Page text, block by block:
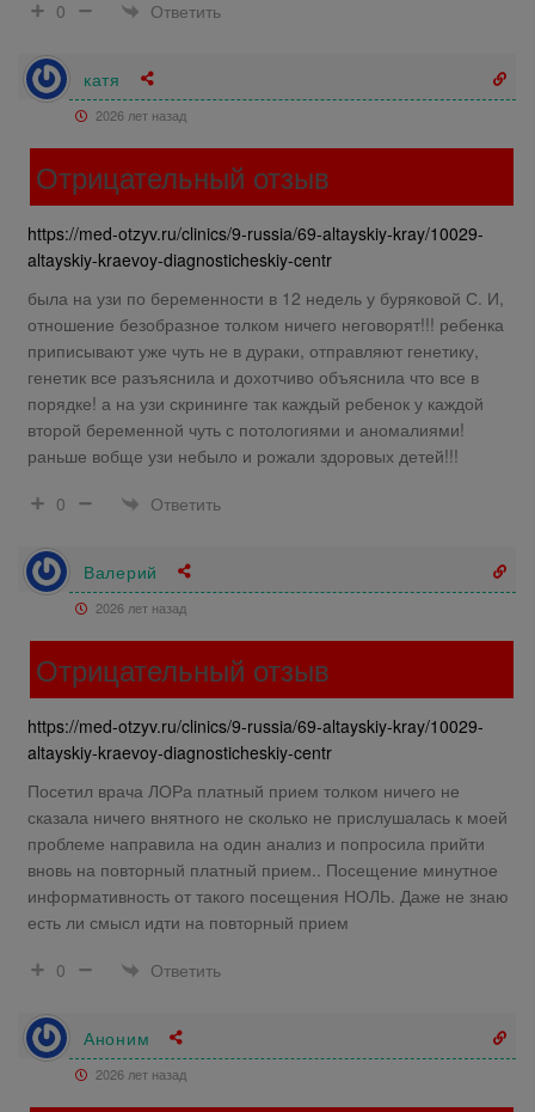
0 Ответить
катя
2026 лет назад
Отрицательный отзыв
https://med-otzyv.ru/clinics/9-russia/69-altayskiy-kray/10029-
altayskiy-kraevoy-diagnosticheskiy-centr
была на узи по беременности в 12 недель у буряковой С. И,
отношение безобразное толком ничего неговорят!!! ребенка
приписывают уже чуть не в дураки, отправляют генетику,
генетик все разъяснила и дохотчиво объяснила что все в
порядке! а на узи скрининге так каждый ребенок у каждой
второй беременной чуть с потологиями и аномалиями!
раньше вобще узи небыло и рожали здоровых детей!!!
0
Ответить
Валерий
2026 лет назад
Отрицательный отзыв
https://med-otzyv.ru/clinics/9-russia/69-altayskiy-kray/10029-
altayskiy-kraevoy-diagnosticheskiy-centr
Посетил врача ЛОРа платный прием толком ничего не
сказала ничего внятного не сколько не прислушалась к моей
проблеме направила на один анализ и попросила прийти
вновь на повторный платный прием.. Посещение минутное
информативность от такого посещения НОЛЬ. Даже не знаю
есть ли смысл идти на повторный прием
0
Ответить
Аноним
2026 лет назад